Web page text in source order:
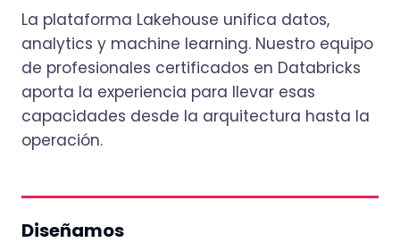
La plataforma Lakehouse unifica datos,
analytics y machine learning. Nuestro equipo
de profesionales certificados en Databricks
aporta la experiencia para llevar esas
capacidades desde la arquitectura hasta la
operación.
Diseñamos